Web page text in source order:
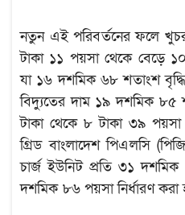
নতুন এই পরিবর্তনের ফলে
টাকা ১১ পয়সা থেকে বেড়ে
যা ১৬ দশমিক ৬৮ শতাংশ
বিদ্যুতের দাম ১৯ দশমিক ৮৫
টাকা থেকে ৮ টাকা ৩৯
গ্রিড বাংলাদেশ পিএলসি
চার্জ ইউনিট প্রতি ৩১
দশমিক ৮৬ পয়সা নির্ধারণ করা